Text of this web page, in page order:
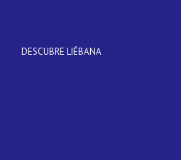
DESCUBRE LIÉBANA